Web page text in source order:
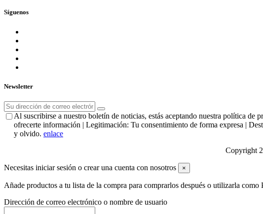
Síguenos
Newsletter
Al suscribirse a nuestro boletín de noticias, estás aceptando nuestra política
ofrecerte información | Legitimación: Tu consentimiento de forma expresa |
y olvido. enlace
Copyright
Necesitas iniciar sesión o crear una cuenta con nosotros ×
Añade productos a tu lista de la compra para comprarlos después o utilizarla como
Dirección de correo electrónico o nombre de usuario